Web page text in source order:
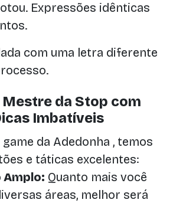
Expressões idênticas
com uma letra diferente
Mestre da Stop com
Imbatíveis
da Adedonha , temos
e táticas excelentes:
Amplo: Quanto mais você
áreas, melhor será